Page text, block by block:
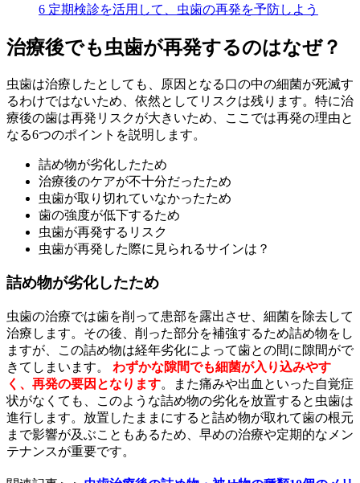
6 定期検診を活用して、虫歯の再発を予防しよう
治療後でも虫歯が再発するのはなぜ？
虫歯は治療したとしても、原因となる口の中の細菌が死滅す
るわけではないため、依然としてリスクは残ります。特に治
療後の歯は再発リスクが大きいため、ここでは再発の理由と
なる6つのポイントを説明します。
詰め物が劣化したため
治療後のケアが不十分だったため
虫歯が取り切れていなかったため
歯の強度が低下するため
虫歯が再発するリスク
虫歯が再発した際に見られるサインは？
詰め物が劣化したため
虫歯の治療では歯を削って患部を露出させ、細菌を除去して
治療します。その後、削った部分を補強するため詰め物をし
ますが、この詰め物は経年劣化によって歯との間に隙間がで
きてしまいます。
わずかな隙間でも細菌が入り込みやす
く、再発の要因となります。また痛みや出血といった自覚症
状がなくても、このような詰め物の劣化を放置すると虫歯は
進行します。放置したままにすると詰め物が取れて歯の根元
まで影響が及ぶこともあるため、早めの治療や定期的なメン
テナンスが重要です。